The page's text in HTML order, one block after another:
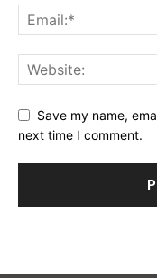
Save my name,
next time I comment.